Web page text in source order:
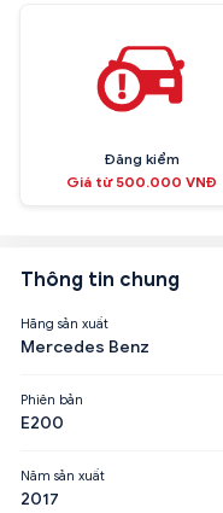
Đăng kiểm
Giá từ 500.000 VNĐ
Thông tin chung
Hãng sản xuất
Mercedes Benz
Phiên bản
E200
Năm sản xuất
2017